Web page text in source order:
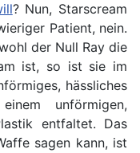
? Nun, Starscream
Patient, nein.
der Null Ray die
ist, so ist sie im
hässliches
unförmigen,
entfaltet. Das
sagen kann, ist